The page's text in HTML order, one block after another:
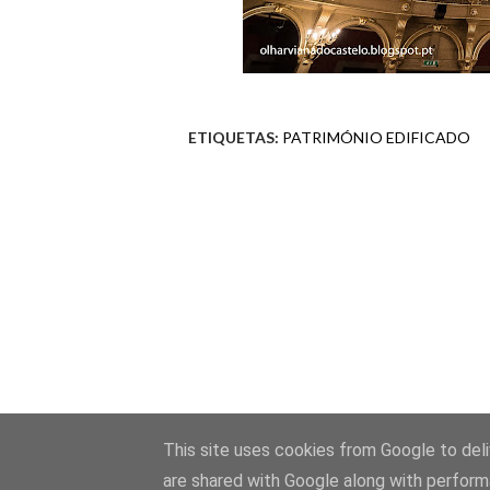
ETIQUETAS: PATRIMÓNIO EDIFICADO
This site uses cookies from Google to
are shared with Google along with